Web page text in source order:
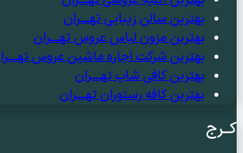
بهترین سالن زیبایی تهــــران
بهترین مزون لباس عروس تهــــران
بهترین شرکت اجاره ماشین عروس
بهترین کافی شاپ تهــــران
بهترین کافه رستوران تهــــران
کــرج